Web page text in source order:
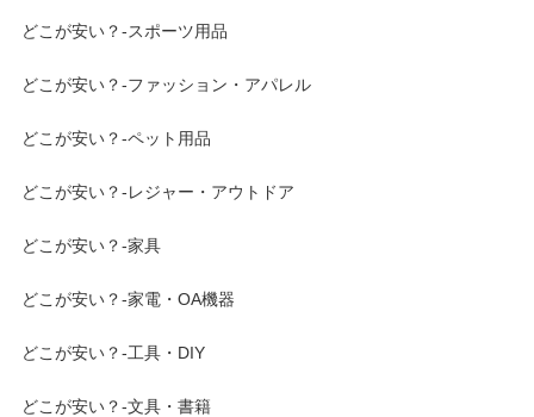
どこが安い？-スポーツ用品
どこが安い？-ファッション・アパレル
どこが安い？-ペット用品
どこが安い？-レジャー・アウトドア
どこが安い？-家具
どこが安い？-家電・OA機器
どこが安い？-工具・DIY
どこが安い？-文具・書籍